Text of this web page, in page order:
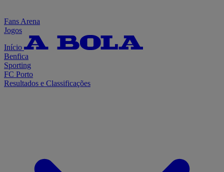
Fans Arena
Jogos
Início
Benfica
Sporting
FC Porto
Resultados e Classificações